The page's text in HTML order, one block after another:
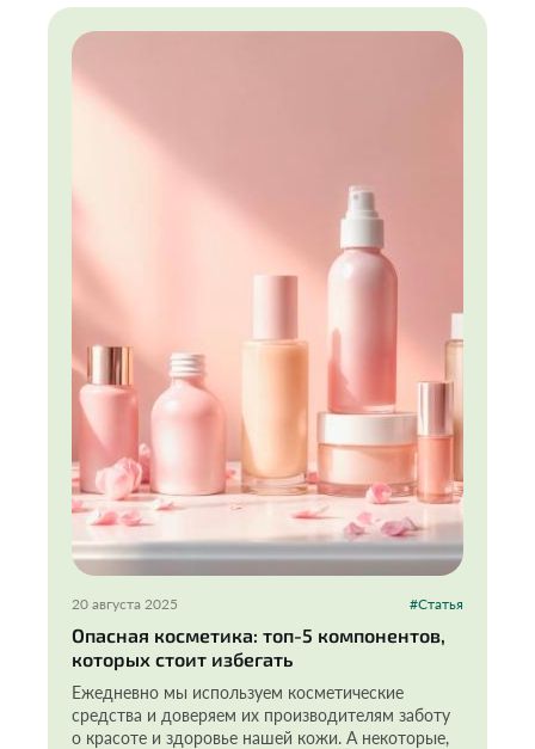
20 августа 2025 #Статья
Опасная косметика: топ-5 компонентов,
которых стоит избегать
Ежедневно мы используем косметические
средства и доверяем их производителям заботу
о красоте и здоровье нашей кожи. А некоторые,